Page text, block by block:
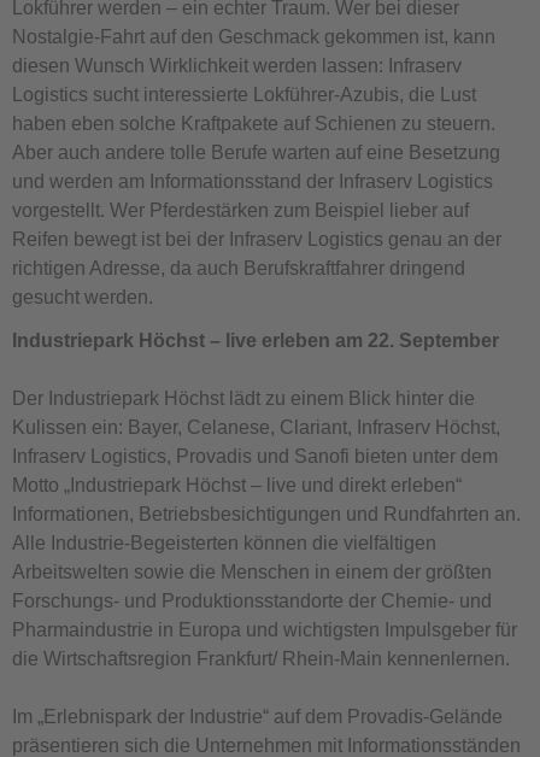
Lokführer werden – ein echter Traum. Wer bei dieser
Nostalgie-Fahrt auf den Geschmack gekommen ist, kann
diesen Wunsch Wirklichkeit werden lassen: Infraserv
Logistics sucht interessierte Lokführer-Azubis, die Lust
haben eben solche Kraftpakete auf Schienen zu steuern.
Aber auch andere tolle Berufe warten auf eine Besetzung
und werden am Informationsstand der Infraserv Logistics
vorgestellt. Wer Pferdestärken zum Beispiel lieber auf
Reifen bewegt ist bei der Infraserv Logistics genau an der
richtigen Adresse, da auch Berufskraftfahrer dringend
gesucht werden.
Industriepark Höchst – live erleben am 22. September
Der Industriepark Höchst lädt zu einem Blick hinter die
Kulissen ein: Bayer, Celanese, Clariant, Infraserv Höchst,
Infraserv Logistics, Provadis und Sanofi bieten unter dem
Motto „Industriepark Höchst – live und direkt erleben“
Informationen, Betriebsbesichtigungen und Rundfahrten an.
Alle Industrie-Begeisterten können die vielfältigen
Arbeitswelten sowie die Menschen in einem der größten
Forschungs- und Produktionsstandorte der Chemie- und
Pharmaindustrie in Europa und wichtigsten Impulsgeber für
die Wirtschaftsregion Frankfurt/ Rhein-Main kennenlernen.
Im „Erlebnispark der Industrie“ auf dem Provadis-Gelände
präsentieren sich die Unternehmen mit Informationsständen